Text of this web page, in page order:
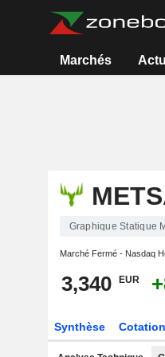
Marchés
Graphique Statique
Marché Fermé - Nasdaq
3,340 EUR
Synthèse